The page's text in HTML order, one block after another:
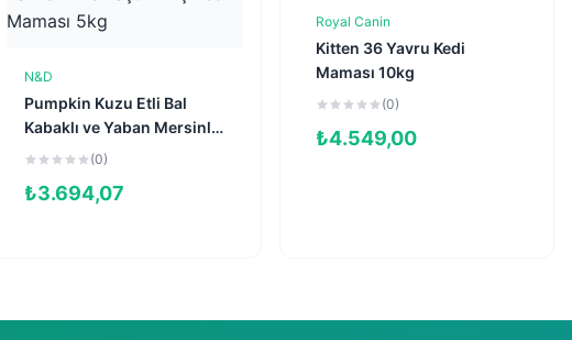
N&D
Pumpkin Kuzu Etli Bal
Kabaklı ve Yaban Mersinli
Tahılsız Kısırlaştırılmış
(0)
₺3.694,07
Sepete Ekle
Royal Canin
Kitten 36 Yavru Kedi
Maması 10kg
(0)
₺4.549,00